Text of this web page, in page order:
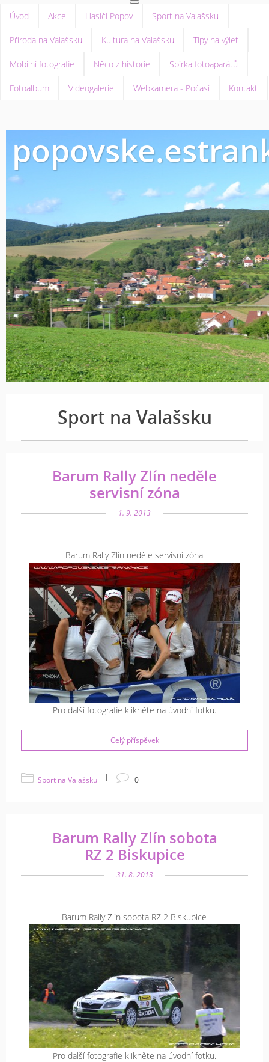
Úvod Akce Hasiči Popov Sport na Valašsku
Příroda na Valašsku Kultura na Valašsku Tipy na výlet
Mobilní fotografie Něco z historie Sbírka fotoaparátů
Fotoalbum Videogalerie Webkamera - Počasí Kontakt
Sport na Valašsku
Barum Rally Zlín neděle
servisní zóna
1. 9. 2013
Barum Rally Zlín neděle servisní zóna
Pro další fotografie klikněte na úvodní fotku.
Celý příspěvek
Sport na Valašsku | 0
Barum Rally Zlín sobota
RZ 2 Biskupice
31. 8. 2013
Barum Rally Zlín sobota RZ 2 Biskupice
Pro další fotografie klikněte na úvodní fotku.